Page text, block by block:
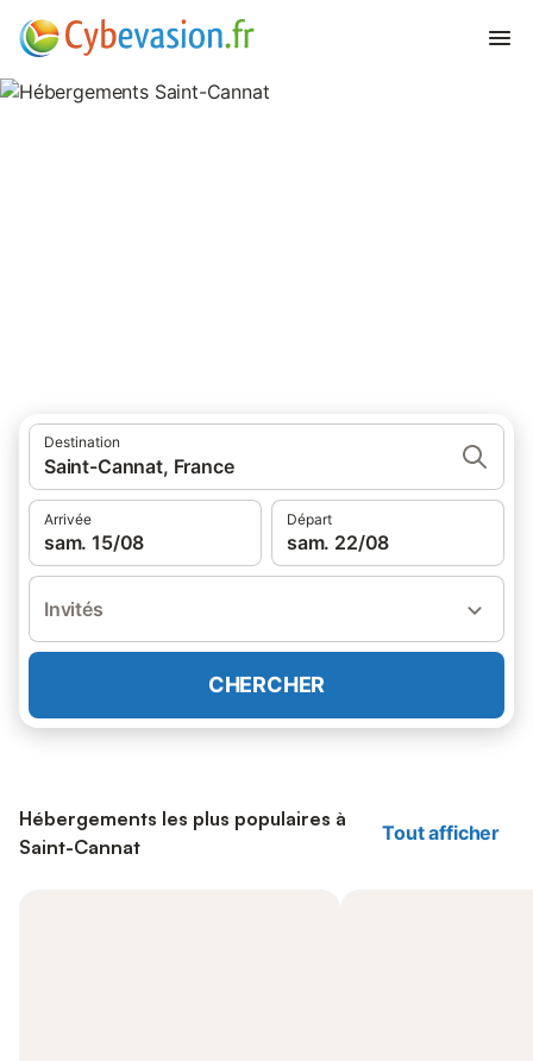
Destination
Saint-Cannat, France
Arrivée
sam. 15/08
Départ
sam. 22/08
Invités
CHERCHER
Hébergements les plus populaires à
Saint-Cannat
Tout afficher